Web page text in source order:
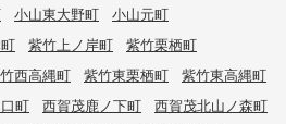
小山東大野町
小山元町
紫竹上ノ岸町
紫竹栗栖町
西高縄町 紫竹東栗栖町
紫竹東高縄町
町 西賀茂鹿ノ下町
西賀茂北山ノ森町